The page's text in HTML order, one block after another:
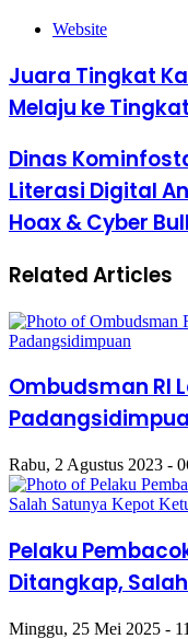
Website
Juara Tingkat
Melaju ke
Dinas
Literasi Digital
Hoax & Cyber
Related Articles
Ombudsman RI
Rabu, 2 Agustus 2023 -
Pelaku
Ditangkap,
Minggu, 25 Mei 2025 -